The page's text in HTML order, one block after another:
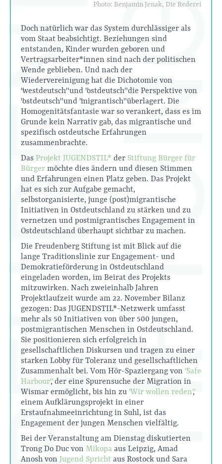
Photo: Benjamin Jenak, Die Rederei
Doch natürlich war das System durchlässiger als
vom Staat beabsichtigt. Beziehungen sind
entstanden, Kinder wurden geboren und
Vertragsarbeiter*innen sind nach der politischen
Wende geblieben. Und nach der
Wiedervereinigung hat die Dichotomie von
"westdeutsch" und "ostdeutsch" die Perspektive von
"ostdeutsch" und "migrantisch" überlagert. Die
Homogenitätsfantasie war so verankert, dass es im
Grunde kein Narrativ gab, das migrantische und
spezifisch ostdeutsche Erfahrungen
zusammenbrachte.
Das Projekt JUGENDSTIL* der Stiftung Bürger für
Bürger möchte dies ändern und diesen Stimmen
und Erfahrungen einen Platz geben. Das Projekt
hat es sich zur Aufgabe gemacht,
selbstorganisierte, junge (post)migrantische
Initiativen in Ostdeutschland zu stärken und zu
vernetzen und postmigrantisches Engagement in
Ostdeutschland überhaupt sichtbar zu machen.
Die Freudenberg Stiftung ist mit Blick auf die
lange Traditionslinie zur Engagement- und
Demokratieförderung in Ostdeutschland
eingeladen worden, im Beirat des Projekts
mitzuwirken. Nach zweieinhalb Jahren
Projektlaufzeit wurde am 22. November Bilanz
gezogen: Das JUGENDSTIL*-Netzwerk umfasst
mehr als 50 Initiativen von über 500 jungen,
postmigrantischen Menschen in Ostdeutschland.
Sie positionieren sich erfolgreich in
gesellschaftlichen Diskursen und tragen zu einer
starken Lobby für Toleranz und gesellschaftlichen
Zusammenhalt bei. Vom Hör-Spaziergang von "Safe
Harbour", der eine Spurensuche der Migration in
Wismar ermöglicht, bis hin zu "Wir wollen reden",
einem Aufklärungsprojekt in einer
Erstaufnahmeeinrichtung in Suhl, ist das
Engagement der jungen Menschen vielfältig.
Bei der Veranstaltung am Dienstag diskutierten
Trong Do Duc von Mikopa aus Leipzig, Amad
Anosh von Jugend Spricht aus Rostock und Sara